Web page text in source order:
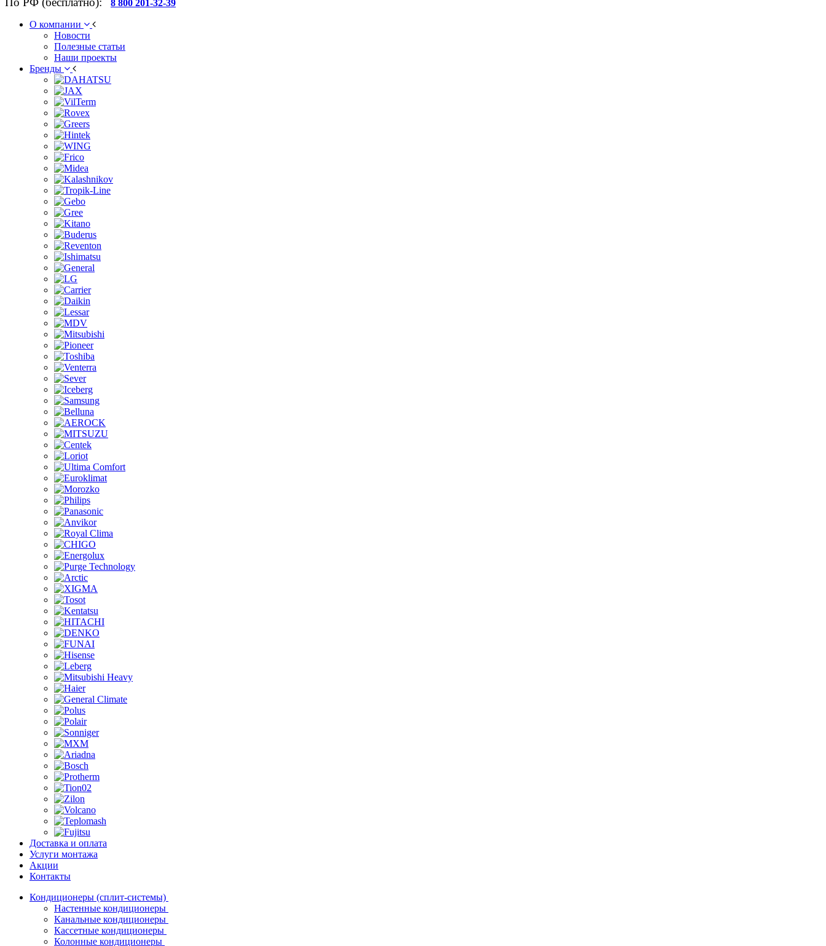
8 800 201-32-39
О компании
Новости
Полезные статьи
Наши проекты
Бренды
Доставка и оплата
Услуги монтажа
Акции
Контакты
Кондиционеры (сплит-системы)
Настенные кондиционеры
Канальные кондиционеры
Кассетные кондиционеры
Колонные кондиционеры